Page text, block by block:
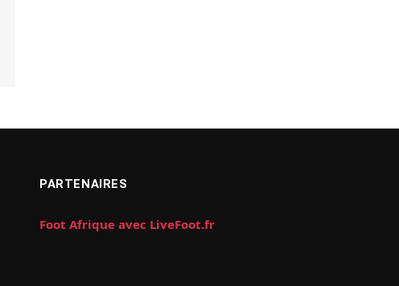
PARTENAIRES
Foot Afrique avec LiveFoot.fr